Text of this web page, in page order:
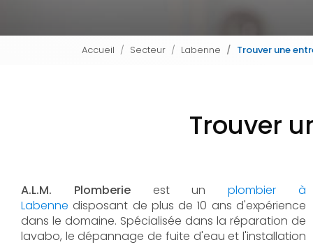
Accueil Secteur Labenne Trouver une
Trouver
A.L.M. Plomberieest unplombier à
Labenne disposant de plus de 10 ans d'expérience
dans le domaine. Spécialisée dans la réparation de
lavabo, le dépannage de fuite d'eau et l'installation